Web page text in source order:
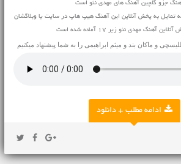
جزو گلچین آهنگ های مهدی نئو است
تمایل به پخش آنلاین این آهنگ هیپ هاپ در سایت یا وبلاگشان
آهنگ مهدی نئو زیر ۱۷ آماده شده است
و ماکان بند و میثم ابراهیمی را به شما پیشنهاد میکنیم
ادامه مطلب + دانلود